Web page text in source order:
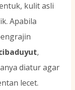
kulit asli
Apabila
,
diatur agar
lecet.